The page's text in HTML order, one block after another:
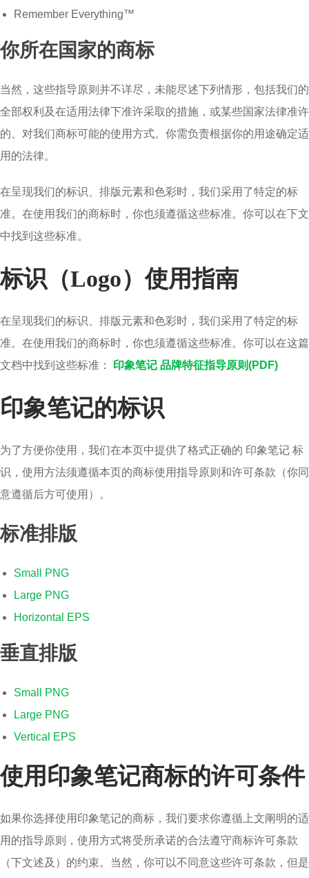
Remember Everything™
你所在国家的商标
当然，这些指导原则并不详尽，未能尽述下列情形，包括我们的
全部权利及在适用法律下准许采取的措施，或某些国家法律准许
的、对我们商标可能的使用方式。你需负责根据你的用途确定适
用的法律。
在呈现我们的标识、排版元素和色彩时，我们采用了特定的标
准。在使用我们的商标时，你也须遵循这些标准。你可以在下文
中找到这些标准。
标识（Logo）使用指南
在呈现我们的标识、排版元素和色彩时，我们采用了特定的标
准。在使用我们的商标时，你也须遵循这些标准。你可以在这篇
文档中找到这些标准： 印象笔记 品牌特征指导原则(PDF)
印象笔记的标识
为了方便你使用，我们在本页中提供了格式正确的 印象笔记 标
识，使用方法须遵循本页的商标使用指导原则和许可条款（你同
意遵循后方可使用）。
标准排版
Small PNG
Large PNG
Horizontal EPS
垂直排版
Small PNG
Large PNG
Vertical EPS
使用印象笔记商标的许可条件
如果你选择使用印象笔记的商标，我们要求你遵循上文阐明的适
用的指导原则，使用方式将受所承诺的合法遵守商标许可条款
（下文述及）的约束。当然，你可以不同意这些许可条款，但是